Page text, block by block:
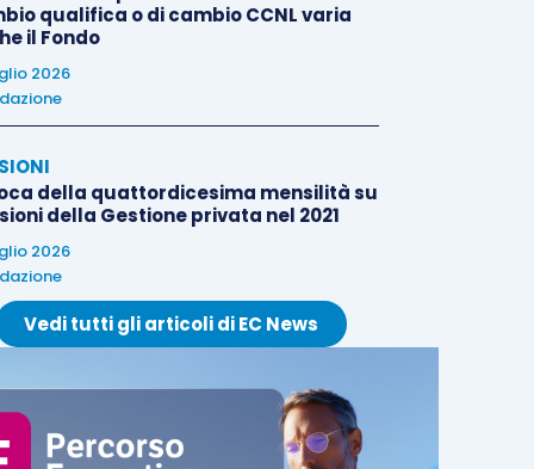
qualifica o di cambio CCNL varia
il Fondo
2026
della quattordicesima mensilità su
della Gestione privata nel 2021
2026
Vedi tutti gli articoli di EC News